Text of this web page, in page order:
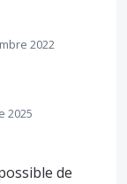
2022
2025
de